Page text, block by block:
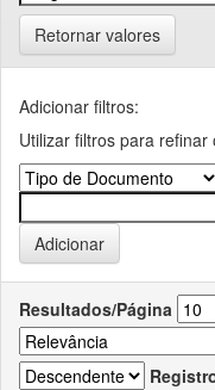
Retornar valores
Adicionar filtros:
Utilizar filtros para
Resultados/Página